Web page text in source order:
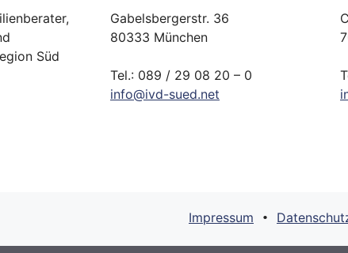
Süd
Gabelsbergerstr. 36
80333 München
Tel.: 089 / 29 08 20 – 0
info@ivd-sued.net
Impressum •